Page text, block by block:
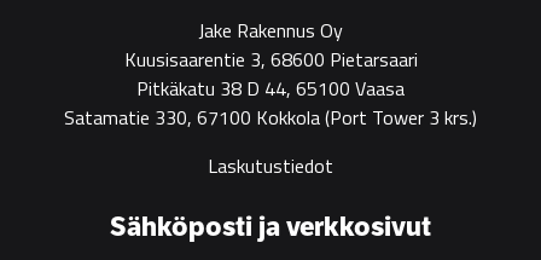
Jake Rakennus Oy
Kuusisaarentie 3, 68600 Pietarsaari
Pitkäkatu 38 D 44, 65100 Vaasa
Satamatie 330, 67100 Kokkola(Port Tower 3 krs.)
Laskutustiedot
Sähköposti ja verkkosivut